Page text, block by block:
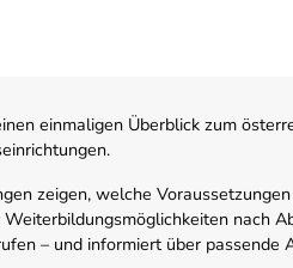
einmaligen Überblick zum
zeigen, welche
nach
– und informiert über passende